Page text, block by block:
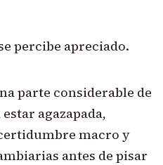
percibe apreciado.
parte considerable de
agazapada,
macro y
antes de pisar